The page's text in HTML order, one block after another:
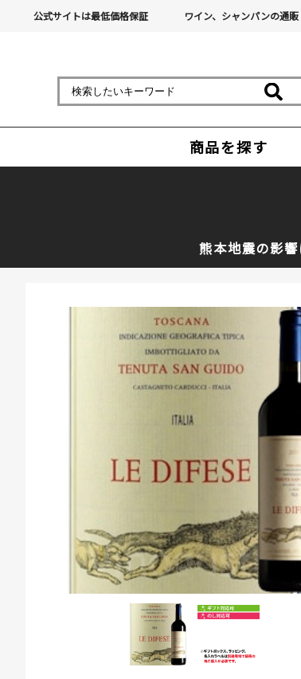
公式サイトは最低価格保証 ワイン、シャンパンの通
商品を探す
熊本地震の影